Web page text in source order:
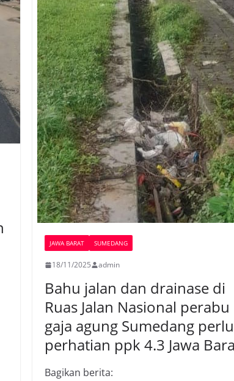
JAWA BARAT SUMEDANG
18/11/2025 admin
Bahu jalan dan drainase di
Ruas Jalan Nasional perabu
gaja agung Sumedang perlu
perhatian ppk 4.3 Jawa
Bagikan berita: